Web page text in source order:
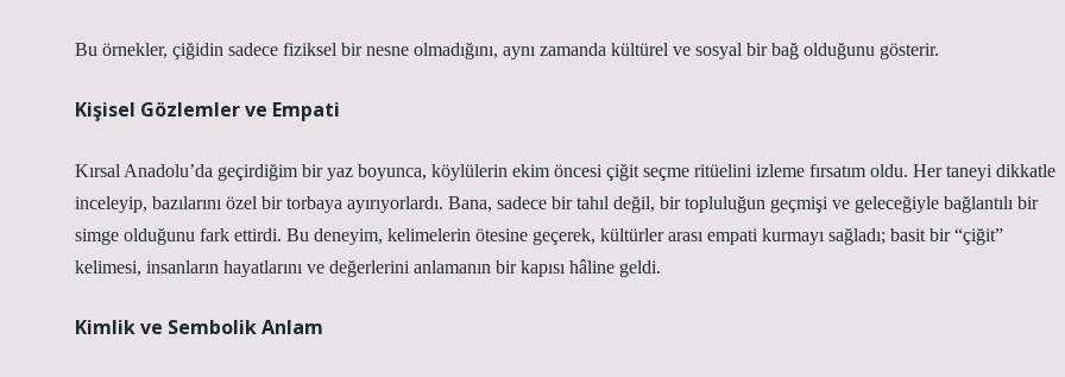
Bu örnekler, çiğidin sadece fiziksel bir nesne olmadığını, aynı zamanda kültürel ve sosyal bir bağ olduğunu gösterir.
Kişisel Gözlemler ve Empati
Kırsal Anadolu’da geçirdiğim bir yaz boyunca, köylülerin ekim öncesi çiğit seçme ritüelini izleme fırsatım oldu. Her taneyi dikkatle
inceleyip, bazılarını özel bir torbaya ayırıyorlardı. Bana, sadece bir tahıl değil, bir topluluğun geçmişi ve geleceğiyle bağlantılı bir
simge olduğunu fark ettirdi. Bu deneyim, kelimelerin ötesine geçerek, kültürler arası empati kurmayı sağladı; basit bir “çiğit”
kelimesi, insanların hayatlarını ve değerlerini anlamanın bir kapısı hâline geldi.
Kimlik ve Sembolik Anlam